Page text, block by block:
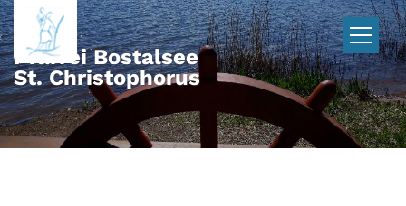
Zum Inhalt springen
Pfarrei Bostalsee
St. Christophorus